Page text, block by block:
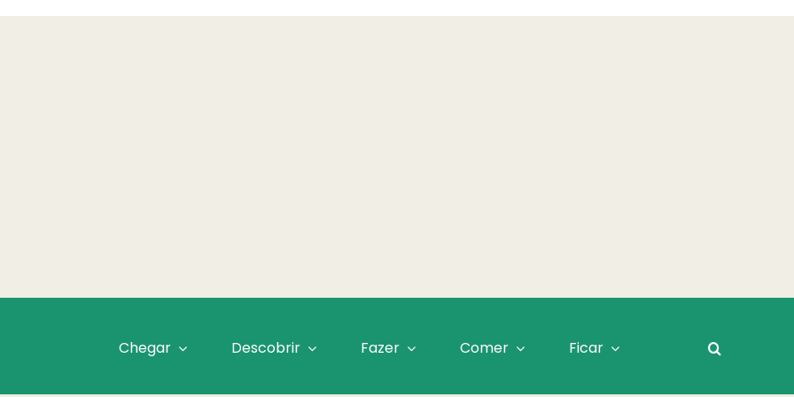
Chegar Descobrir Fazer Comer Ficar